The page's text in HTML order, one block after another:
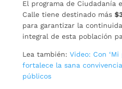
El programa de Ciudadanía
Calle tiene destinado más
para garantizar la
integral de esta población
Lea también: Video: Con
fortalece la sana
públicos